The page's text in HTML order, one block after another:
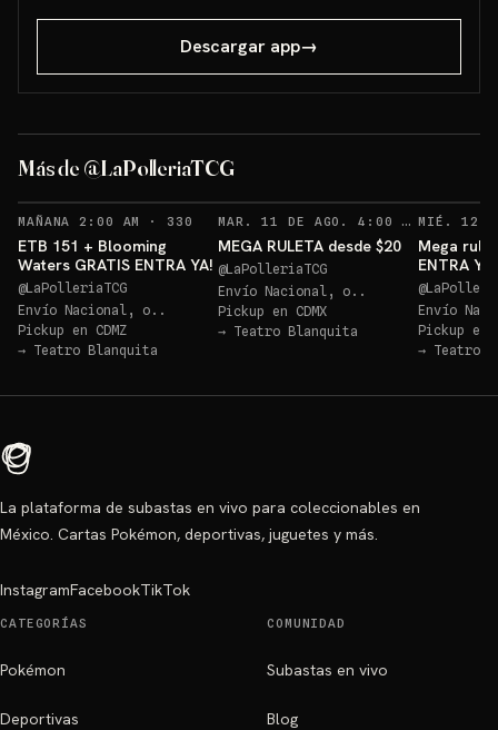
Descargar app→
Más de @LaPolleriaTCG
Sorteo: ETB 151 GRATIS! →
MAÑANA 2:00 AM · 330 RECORDATORIOS
ETB 151 + Blooming
Waters GRATIS ENTRA YA!
@LaPolleriaTCG
Envío Nacional, o..
Pickup en CDMZ
→ Teatro Blanquita
MAR. 11 DE AGO. 4:00 AM · 127
MEGA RULETA desde $20
@LaPolleriaTCG
Envío Nacional, o..
Pickup en CDMX
→ Teatro Blanquita
Mega
ENTRA YA
@
Envío
Pickup en
→ Teatro
La plataforma de subastas en vivo para coleccionables en
México. Cartas Pokémon, deportivas, juguetes y más.
InstagramFacebookTikTok
CATEGORÍAS
Pokémon
Deportivas
COMUNIDAD
Subastas en vivo
Blog